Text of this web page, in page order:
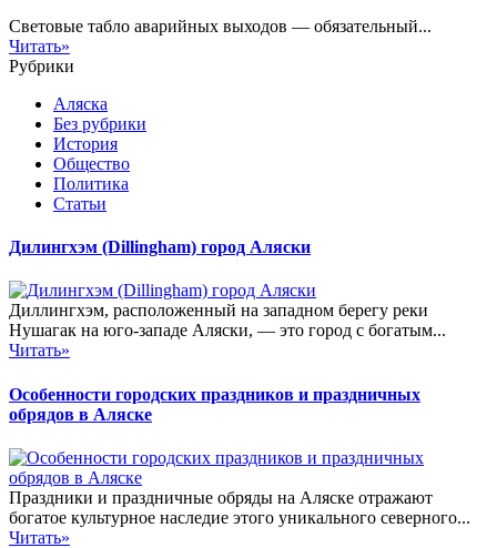
Световые табло аварийных выходов — обязательный...
Читать»
Рубрики
Аляска
Без рубрики
История
Общество
Политика
Статьи
Дилингхэм (Dillingham) город Аляски
Диллингхэм, расположенный на западном берегу реки
Нушагак на юго-западе Аляски, — это город с богатым...
Читать»
Особенности городских праздников и праздничных
обрядов в Аляске
Праздники и праздничные обряды на Аляске отражают
богатое культурное наследие этого уникального северного...
Читать»